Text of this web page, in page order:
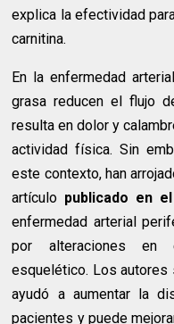
explica la efectividad
carnitina.
En la enfermedad
grasa reducen el flujo
resulta en dolor y
actividad física. Sin
este contexto, han
artículo publicado en
enfermedad arterial
por alteraciones en
esquelético. Los autores
ayudó a aumentar la
pacientes y puede